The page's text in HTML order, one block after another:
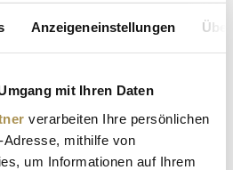
Anzeigeneinstellungen
mit Ihren Daten
verarbeiten Ihre persönlichen
mithilfe von
um Informationen auf Ihrem